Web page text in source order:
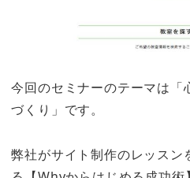
今回のセミナーのテーマは「
づくり」です。
弊社がサイト制作のレッスン